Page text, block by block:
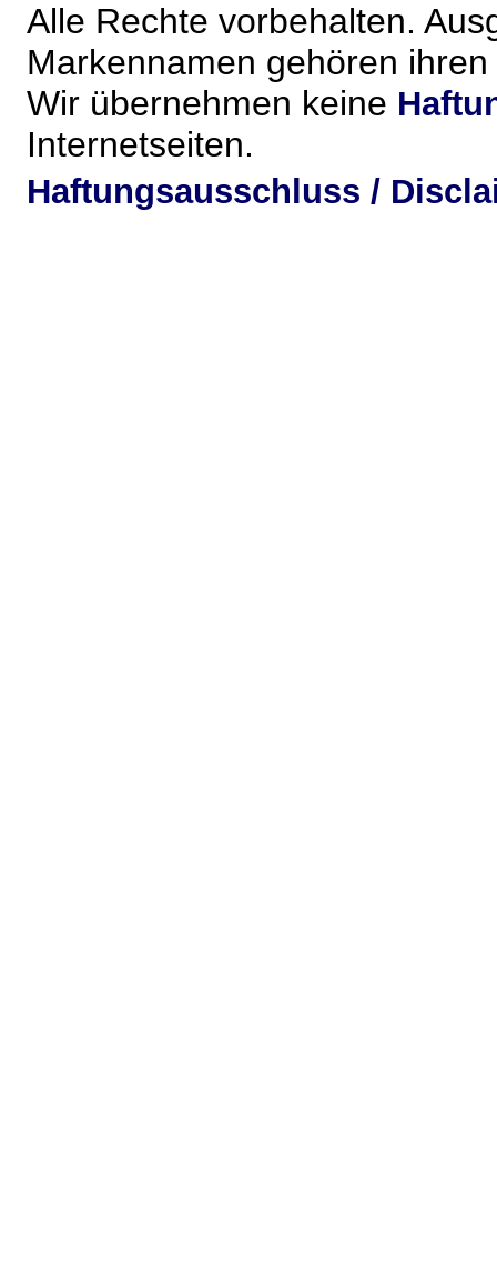
Alle Rechte vorbehalten.
Markennamen gehören
Wir übernehmen keine
Internetseiten.
Haftungsausschluss /